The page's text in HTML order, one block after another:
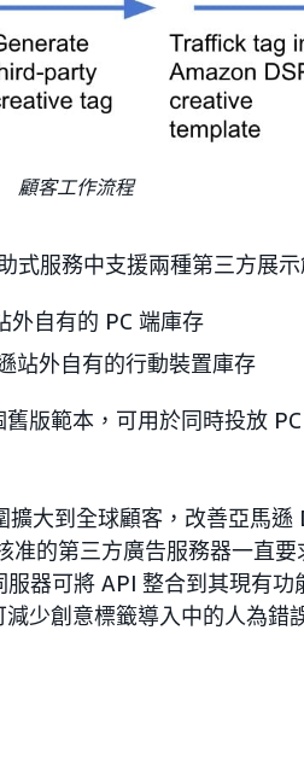
顧客工作流程
式服務中支援兩種第三方展示
外自有的 PC 端庫存
站外自有的行動裝置庫存
版範本，可用於同時投放
大到全球顧客，改善亞馬遜
准的第三方廣告服務器一直
器可將 API 整合到其現有
少創意標籤導入中的人為錯